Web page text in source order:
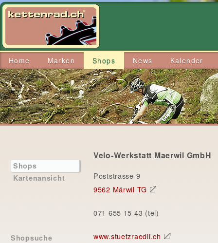
Home Marken Shops News Kalender
Shops
Kartenansicht
Shopsuche
Velo-Werkstatt Maerwil GmbH
Poststrasse 9
9562 Märwil TG
071 655 15 43 (tel)
www.stuetzraedli.ch